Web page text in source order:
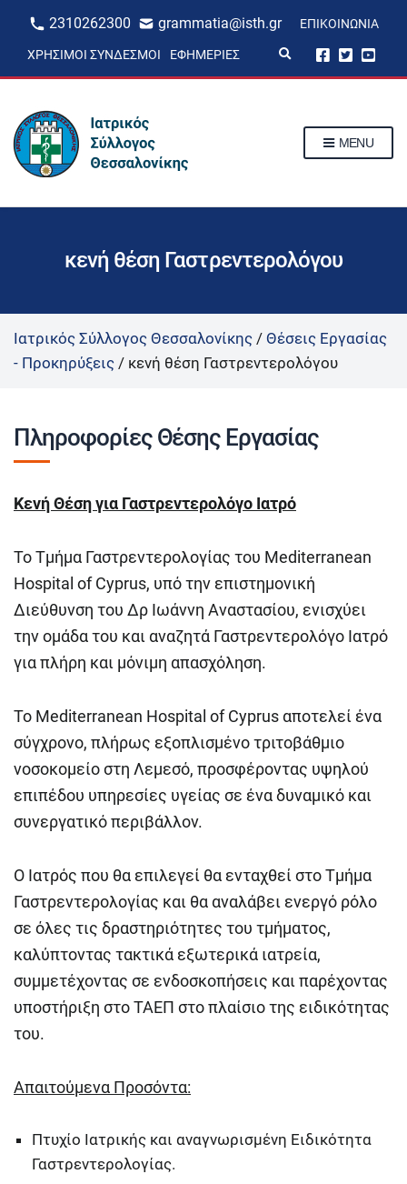
2310262300 grammatia@isth.gr ΕΠΙΚΟΙΝΩΝΊΑ
ΧΡΉΣΙΜΟΙ ΣΎΝΔΕΣΜΟΙ ΕΦΗΜΕΡΊΕΣ
p
m
MENU
κενή θέση Γαστρεντερολόγου
Ιατρικός Σύλλογος Θεσσαλονίκης / Θέσεις Εργασίας
- Προκηρύξεις / κενή θέση Γαστρεντερολόγου
Πληροφορίες Θέσης Εργασίας
Κενή Θέση για Γαστρεντερολόγο Ιατρό
Το Τμήμα Γαστρεντερολογίας του Mediterranean
Hospital of Cyprus, υπό την επιστημονική
Διεύθυνση του Δρ Ιωάννη Αναστασίου, ενισχύει
την ομάδα του και αναζητά Γαστρεντερολόγο Ιατρό
για πλήρη και μόνιμη απασχόληση.
Το Mediterranean Hospital of Cyprus αποτελεί ένα
σύγχρονο, πλήρως εξοπλισμένο τριτοβάθμιο
νοσοκομείο στη Λεμεσό, προσφέροντας υψηλού
επιπέδου υπηρεσίες υγείας σε ένα δυναμικό και
συνεργατικό περιβάλλον.
Ο Ιατρός που θα επιλεγεί θα ενταχθεί στο Τμήμα
Γαστρεντερολογίας και θα αναλάβει ενεργό ρόλο
σε όλες τις δραστηριότητες του τμήματος,
καλύπτοντας τακτικά εξωτερικά ιατρεία,
συμμετέχοντας σε ενδοσκοπήσεις και παρέχοντας
υποστήριξη στο ΤΑΕΠ στο πλαίσιο της ειδικότητας
του.
Απαιτούμενα Προσόντα:
Πτυχίο Ιατρικής και αναγνωρισμένη Ειδικότητα
Γαστρεντερολογίας.